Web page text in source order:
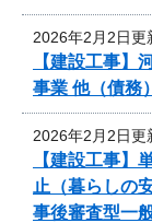
2026年2月2日更
【建設工事】
事業 他（債
2026年2月2日更
【建設工事
止（暮らしの
事後審査型一